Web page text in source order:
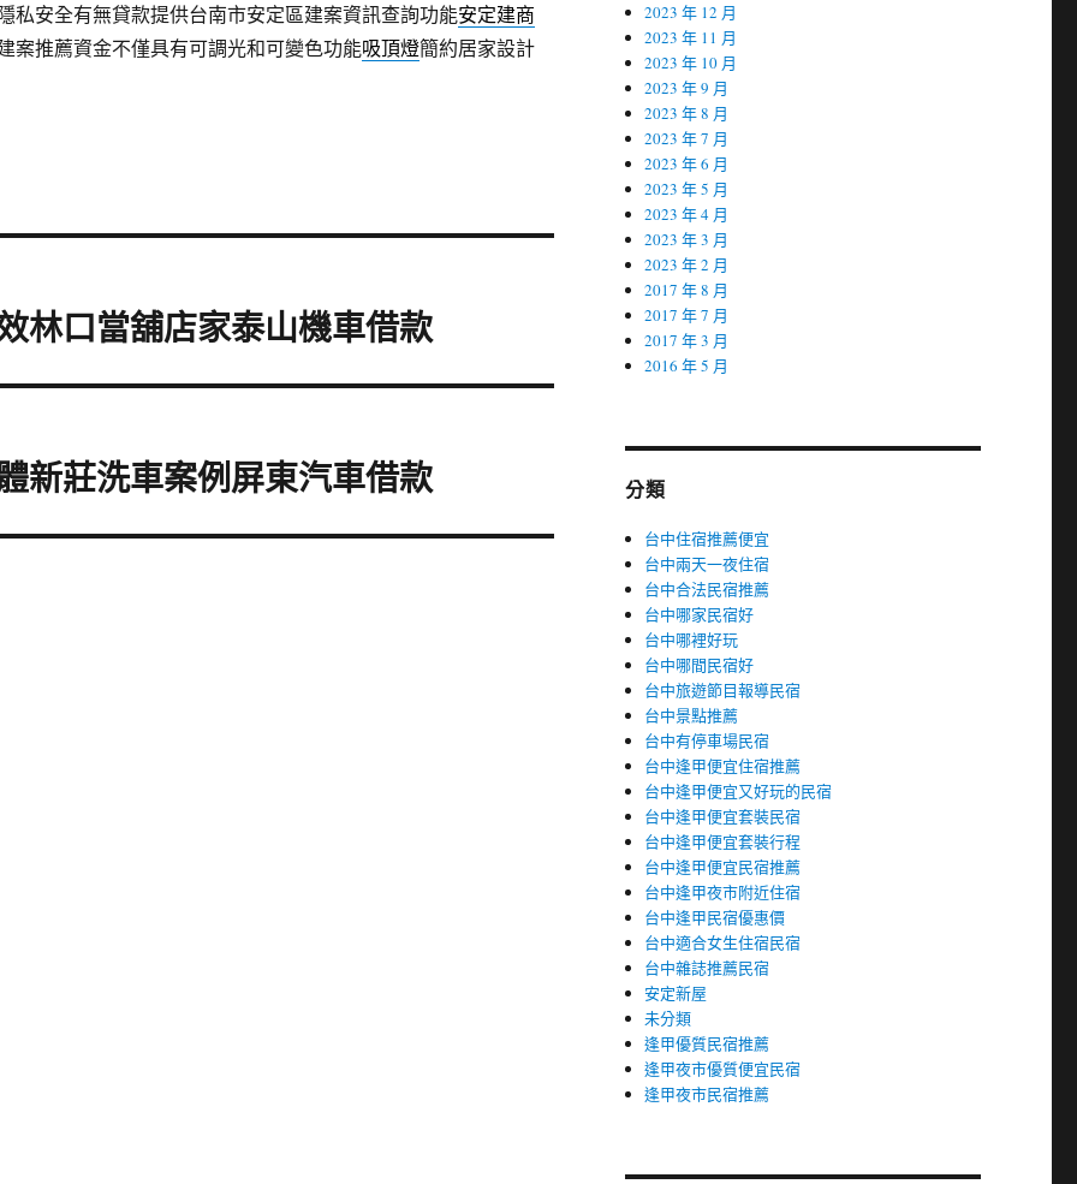
私安全有無貸款提供台南市安定區建案資訊查詢功能安定建商
案推薦資金不僅具有可調光和可變色功能吸頂燈簡約居家設計
林口當舖店家泰山機車借款
新莊洗車案例屏東汽車借款
2023 年 12 月
2023 年 11 月
2023 年 10 月
2023 年 9 月
2023 年 8 月
2023 年 7 月
2023 年 6 月
2023 年 5 月
2023 年 4 月
2023 年 3 月
2023 年 2 月
2017 年 8 月
2017 年 7 月
2017 年 3 月
2016 年 5 月
分類
台中住宿推薦便宜
台中兩天一夜住宿
台中合法民宿推薦
台中哪家民宿好
台中哪裡好玩
台中哪間民宿好
台中旅遊節目報導民宿
台中景點推薦
台中有停車場民宿
台中逢甲便宜住宿推薦
台中逢甲便宜又好玩的民宿
台中逢甲便宜套裝民宿
台中逢甲便宜套裝行程
台中逢甲便宜民宿推薦
台中逢甲夜市附近住宿
台中逢甲民宿優惠價
台中適合女生住宿民宿
台中雜誌推薦民宿
安定新屋
未分類
逢甲優質民宿推薦
逢甲夜市優質便宜民宿
逢甲夜市民宿推薦